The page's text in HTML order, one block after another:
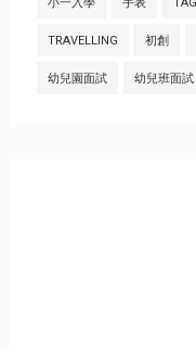
TRAVELLING 初創
幼兒園面試 幼兒班面試